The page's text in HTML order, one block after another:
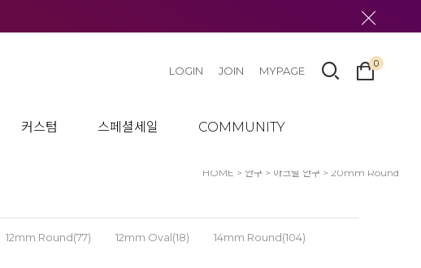
커스텀 스페셜세일 COMMUNITY
LOGIN JOIN MYPAGE
0
HOME > 안구 > 아크릴 안구 > 20mm Round
12mm Round(77) 12mm Oval(18) 14mm Round(104)